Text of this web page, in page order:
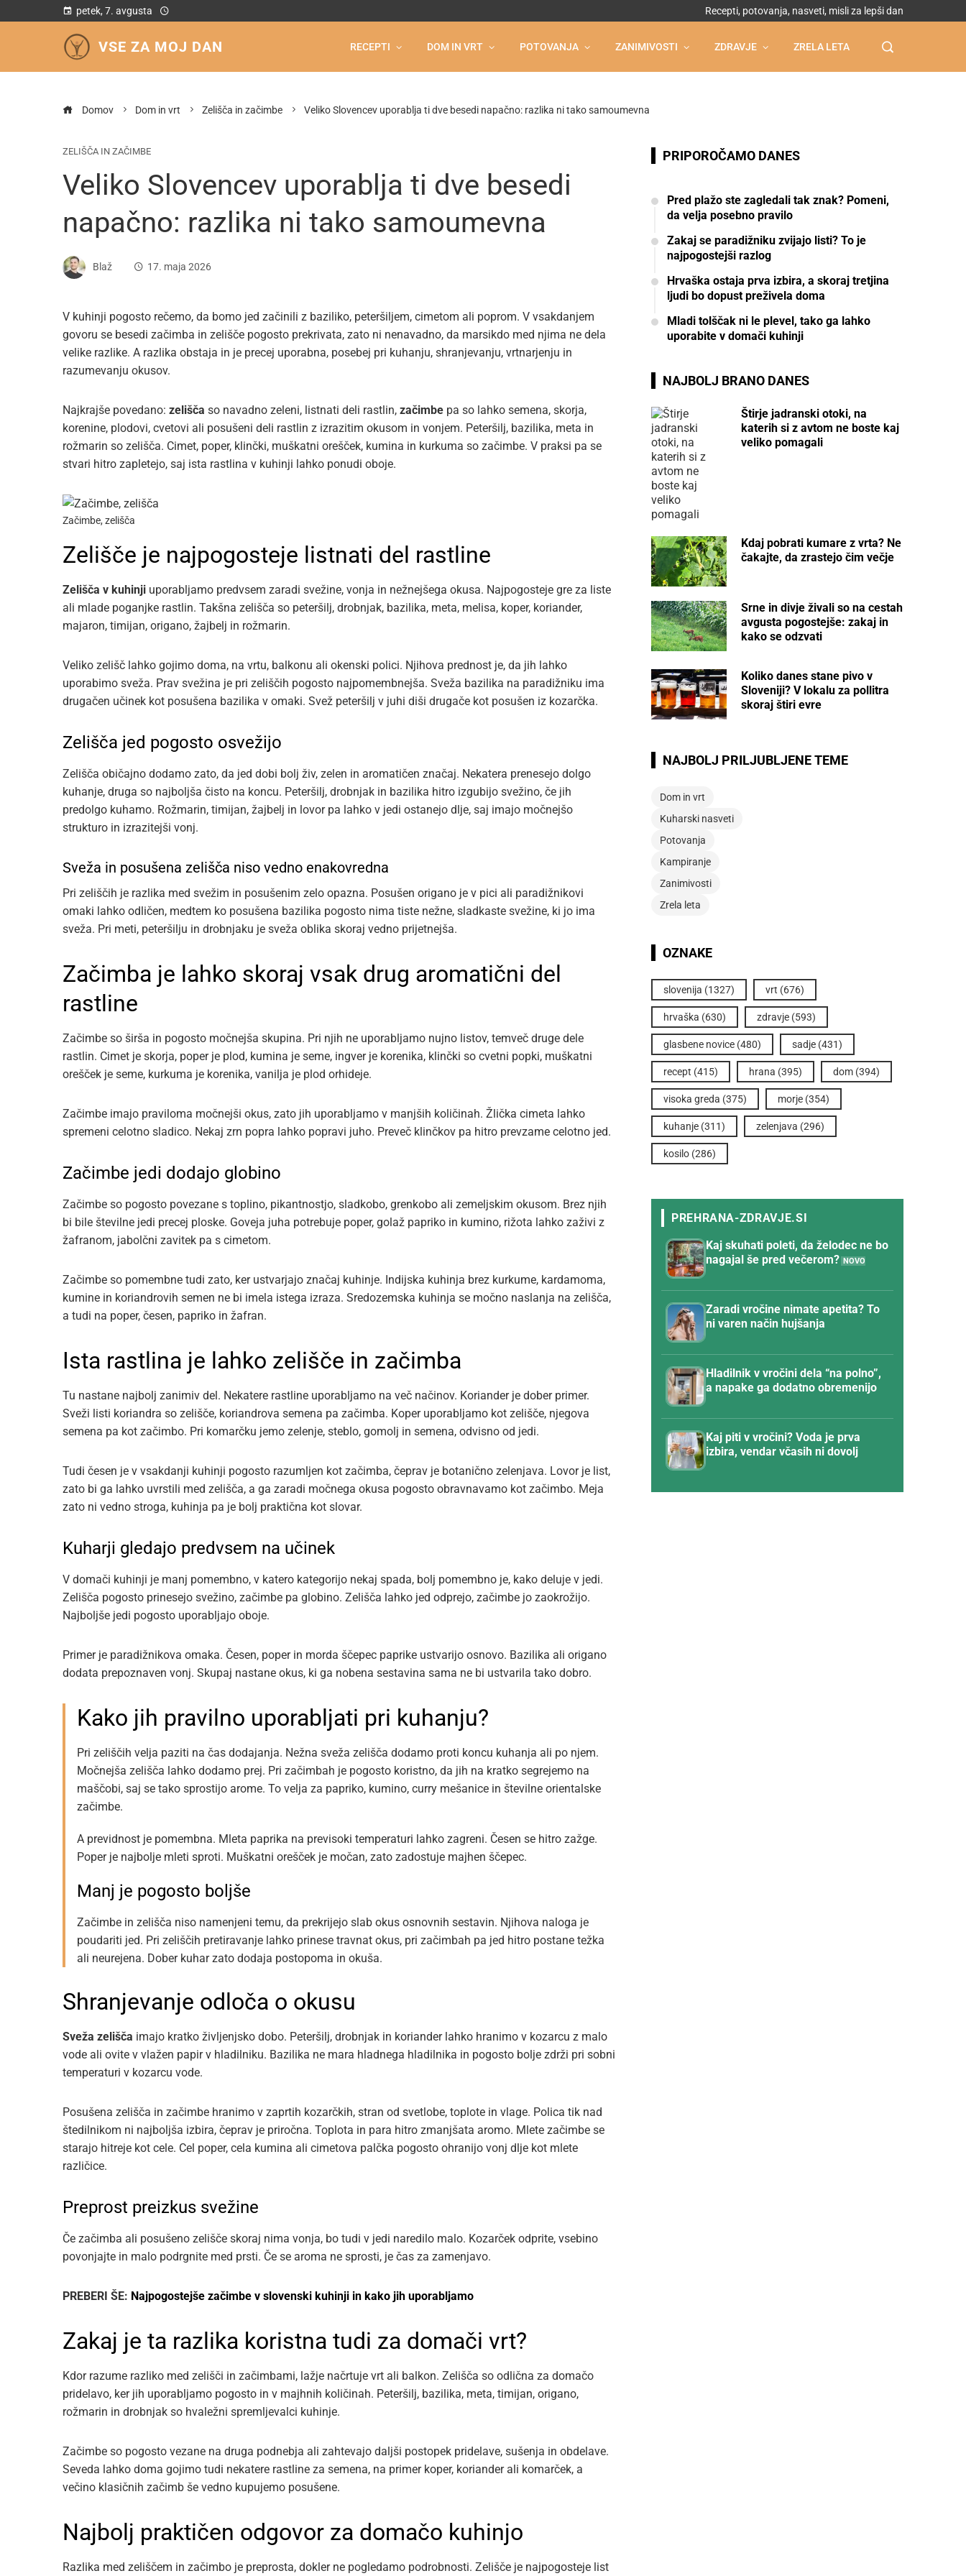
petek, 7. avgusta Recepti, potovanja, nasveti, misli za lepši dan
VSE ZA MOJ DAN RECEPTI DOM IN VRT POTOVANJA ZANIMIVOSTI ZDRAVJE ZRELA LETA
Domov Dom in vrt Zelišča in začimbe Veliko Slovencev uporablja ti dve besedi napačno: razlika ni tako samoumevna
ZELIŠČA IN ZAČIMBE
Veliko Slovencev uporablja ti dve besedi
napačno: razlika ni tako samoumevna
Blaž 17. maja 2026
V kuhinji pogosto rečemo, da bomo jed začinili z baziliko, peteršiljem, cimetom ali poprom. V vsakdanjem
govoru se besedi začimba in zelišče pogosto prekrivata, zato ni nenavadno, da marsikdo med njima ne dela
velike razlike. A razlika obstaja in je precej uporabna, posebej pri kuhanju, shranjevanju, vrtnarjenju in
razumevanju okusov.
Najkrajše povedano: zelišča so navadno zeleni, listnati deli rastlin, začimbe pa so lahko semena, skorja,
korenine, plodovi, cvetovi ali posušeni deli rastlin z izrazitim okusom in vonjem. Peteršilj, bazilika, meta in
rožmarin so zelišča. Cimet, poper, klinčki, muškatni orešček, kumina in kurkuma so začimbe. V praksi pa se
stvari hitro zapletejo, saj ista rastlina v kuhinji lahko ponudi oboje.
Začimbe, zelišča
Zelišče je najpogosteje listnati del rastline
Zelišča v kuhinji uporabljamo predvsem zaradi svežine, vonja in nežnejšega okusa. Najpogosteje gre za liste
ali mlade poganjke rastlin. Takšna zelišča so peteršilj, drobnjak, bazilika, meta, melisa, koper, koriander,
majaron, timijan, origano, žajbelj in rožmarin.
Veliko zelišč lahko gojimo doma, na vrtu, balkonu ali okenski polici. Njihova prednost je, da jih lahko
uporabimo sveža. Prav svežina je pri zeliščih pogosto najpomembnejša. Sveža bazilika na paradižniku ima
drugačen učinek kot posušena bazilika v omaki. Svež peteršilj v juhi diši drugače kot posušen iz kozarčka.
Zelišča jed pogosto osvežijo
Zelišča običajno dodamo zato, da jed dobi bolj živ, zelen in aromatičen značaj. Nekatera prenesejo dolgo
kuhanje, druga so najboljša čisto na koncu. Peteršilj, drobnjak in bazilika hitro izgubijo svežino, če jih
predolgo kuhamo. Rožmarin, timijan, žajbelj in lovor pa lahko v jedi ostanejo dlje, saj imajo močnejšo
strukturo in izrazitejši vonj.
Sveža in posušena zelišča niso vedno enakovredna
Pri zeliščih je razlika med svežim in posušenim zelo opazna. Posušen origano je v pici ali paradižnikovi
omaki lahko odličen, medtem ko posušena bazilika pogosto nima tiste nežne, sladkaste svežine, ki jo ima
sveža. Pri meti, peteršilju in drobnjaku je sveža oblika skoraj vedno prijetnejša.
Začimba je lahko skoraj vsak drug aromatični del
rastline
Začimbe so širša in pogosto močnejša skupina. Pri njih ne uporabljamo nujno listov, temveč druge dele
rastlin. Cimet je skorja, poper je plod, kumina je seme, ingver je korenika, klinčki so cvetni popki, muškatni
orešček je seme, kurkuma je korenika, vanilja je plod orhideje.
Začimbe imajo praviloma močnejši okus, zato jih uporabljamo v manjših količinah. Žlička cimeta lahko
spremeni celotno sladico. Nekaj zrn popra lahko popravi juho. Preveč klinčkov pa hitro prevzame celotno jed.
Začimbe jedi dodajo globino
Začimbe so pogosto povezane s toplino, pikantnostjo, sladkobo, grenkobo ali zemeljskim okusom. Brez njih
bi bile številne jedi precej ploske. Goveja juha potrebuje poper, golaž papriko in kumino, rižota lahko zaživi z
žafranom, jabolčni zavitek pa s cimetom.
Začimbe so pomembne tudi zato, ker ustvarjajo značaj kuhinje. Indijska kuhinja brez kurkume, kardamoma,
kumine in koriandrovih semen ne bi imela istega izraza. Sredozemska kuhinja se močno naslanja na zelišča,
a tudi na poper, česen, papriko in žafran.
Ista rastlina je lahko zelišče in začimba
Tu nastane najbolj zanimiv del. Nekatere rastline uporabljamo na več načinov. Koriander je dober primer.
Sveži listi koriandra so zelišče, koriandrova semena pa začimba. Koper uporabljamo kot zelišče, njegova
semena pa kot začimbo. Pri komarčku jemo zelenje, steblo, gomolj in semena, odvisno od jedi.
Tudi česen je v vsakdanji kuhinji pogosto razumljen kot začimba, čeprav je botanično zelenjava. Lovor je list,
zato bi ga lahko uvrstili med zelišča, a ga zaradi močnega okusa pogosto obravnavamo kot začimbo. Meja
zato ni vedno stroga, kuhinja pa je bolj praktična kot slovar.
Kuharji gledajo predvsem na učinek
V domači kuhinji je manj pomembno, v katero kategorijo nekaj spada, bolj pomembno je, kako deluje v jedi.
Zelišča pogosto prinesejo svežino, začimbe pa globino. Zelišča lahko jed odprejo, začimbe jo zaokrožijo.
Najboljše jedi pogosto uporabljajo oboje.
Primer je paradižnikova omaka. Česen, poper in morda ščepec paprike ustvarijo osnovo. Bazilika ali origano
dodata prepoznaven vonj. Skupaj nastane okus, ki ga nobena sestavina sama ne bi ustvarila tako dobro.
Kako jih pravilno uporabljati pri kuhanju?
Pri zeliščih velja paziti na čas dodajanja. Nežna sveža zelišča dodamo proti koncu kuhanja ali po njem.
Močnejša zelišča lahko dodamo prej. Pri začimbah je pogosto koristno, da jih na kratko segrejemo na
maščobi, saj se tako sprostijo arome. To velja za papriko, kumino, curry mešanice in številne orientalske
začimbe.
A previdnost je pomembna. Mleta paprika na previsoki temperaturi lahko zagreni. Česen se hitro zažge.
Poper je najbolje mleti sproti. Muškatni orešček je močan, zato zadostuje majhen ščepec.
Manj je pogosto boljše
Začimbe in zelišča niso namenjeni temu, da prekrijejo slab okus osnovnih sestavin. Njihova naloga je
poudariti jed. Pri zeliščih pretiravanje lahko prinese travnat okus, pri začimbah pa jed hitro postane težka
ali neurejena. Dober kuhar zato dodaja postopoma in okuša.
Shranjevanje odloča o okusu
Sveža zelišča imajo kratko življenjsko dobo. Peteršilj, drobnjak in koriander lahko hranimo v kozarcu z malo
vode ali ovite v vlažen papir v hladilniku. Bazilika ne mara hladnega hladilnika in pogosto bolje zdrži pri sobni
temperaturi v kozarcu vode.
Posušena zelišča in začimbe hranimo v zaprtih kozarčkih, stran od svetlobe, toplote in vlage. Polica tik nad
štedilnikom ni najboljša izbira, čeprav je priročna. Toplota in para hitro zmanjšata aromo. Mlete začimbe se
starajo hitreje kot cele. Cel poper, cela kumina ali cimetova palčka pogosto ohranijo vonj dlje kot mlete
različice.
Preprost preizkus svežine
Če začimba ali posušeno zelišče skoraj nima vonja, bo tudi v jedi naredilo malo. Kozarček odprite, vsebino
povonjajte in malo podrgnite med prsti. Če se aroma ne sprosti, je čas za zamenjavo.
PREBERI ŠE: Najpogostejše začimbe v slovenski kuhinji in kako jih uporabljamo
Zakaj je ta razlika koristna tudi za domači vrt?
Kdor razume razliko med zelišči in začimbami, lažje načrtuje vrt ali balkon. Zelišča so odlična za domačo
pridelavo, ker jih uporabljamo pogosto in v majhnih količinah. Peteršilj, bazilika, meta, timijan, origano,
rožmarin in drobnjak so hvaležni spremljevalci kuhinje.
Začimbe so pogosto vezane na druga podnebja ali zahtevajo daljši postopek pridelave, sušenja in obdelave.
Seveda lahko doma gojimo tudi nekatere rastline za semena, na primer koper, koriander ali komarček, a
večino klasičnih začimb še vedno kupujemo posušene.
Najbolj praktičen odgovor za domačo kuhinjo
Razlika med zeliščem in začimbo je preprosta, dokler ne pogledamo podrobnosti. Zelišče je najpogosteje list
PRIPOROČAMO DANES
Pred plažo ste zagledali tak znak? Pomeni,
da velja posebno pravilo
Zakaj se paradižniku zvijajo listi? To je
najpogostejši razlog
Hrvaška ostaja prva izbira, a skoraj tretjina
ljudi bo dopust preživela doma
Mladi tolščak ni le plevel, tako ga lahko
uporabite v domači kuhinji
NAJBOLJ BRANO DANES
Štirje jadranski otoki, na
katerih si z avtom ne boste kaj
veliko pomagali
Kdaj pobrati kumare z vrta? Ne
čakajte, da zrastejo čim večje
Srne in divje živali so na cestah
avgusta pogostejše: zakaj in
kako se odzvati
Koliko danes stane pivo v
Sloveniji? V lokalu za pollitra
skoraj štiri evre
NAJBOLJ PRILJUBLJENE TEME
Dom in vrt
Kuharski nasveti
Potovanja
Kampiranje
Zanimivosti
Zrela leta
OZNAKE
slovenija (1327) vrt (676)
hrvaška (630) zdravje (593)
glasbene novice (480) sadje (431)
recept (415) hrana (395) dom (394)
visoka greda (375) morje (354)
kuhanje (311) zelenjava (296)
kosilo (286)
Kaj skuhati poleti, da želodec ne bo
nagajal še pred večerom?
Zaradi vročine nimate apetita? To
ni varen način hujšanja
Hladilnik v vročini dela “na polno”,
a napake ga dodatno obremenijo
Kaj piti v vročini? Voda je prva
izbira, vendar včasih ni dovolj